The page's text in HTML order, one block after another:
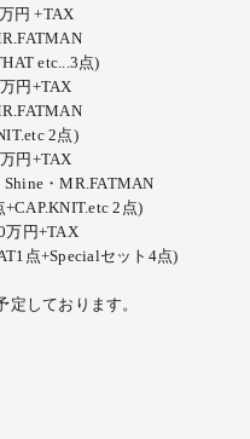
円 +TAX
etc...3点)
円+TAX
2点)
円+TAX
・MR.FATMAN
2点)
万円+TAX
点+Specialセット4点)
定しております。